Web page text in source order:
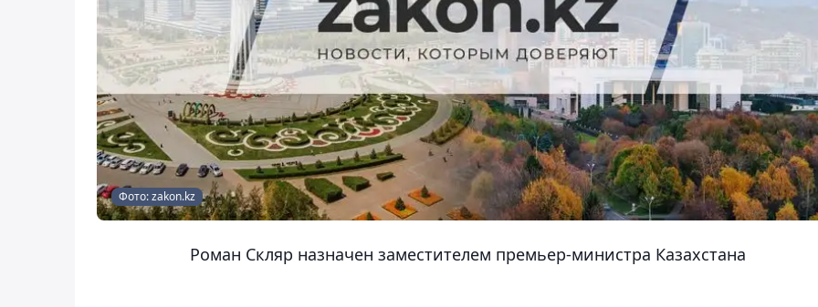
Фото: zakon.kz
Роман Скляр назначен заместителем премьер-министра Казахстана